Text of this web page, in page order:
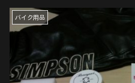
バイク用品